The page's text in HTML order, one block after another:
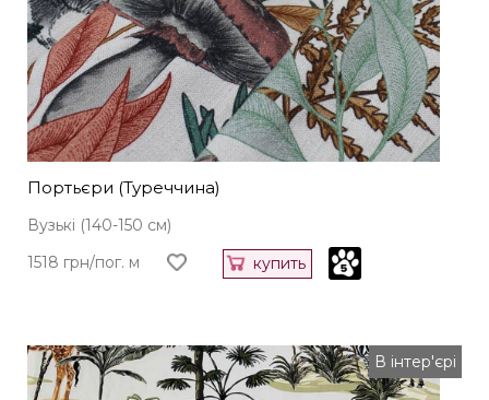
Портьєри (Туреччина)
Вузькі (140-150 см)
1518 грн/пог. м
купить
В інтер'єрі